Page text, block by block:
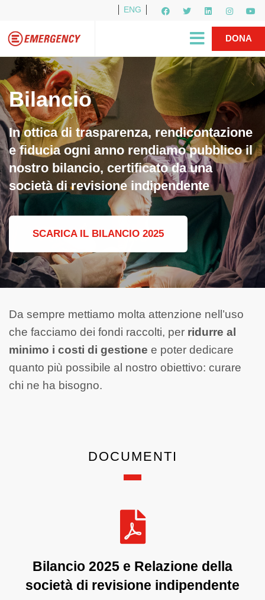
ENG
R1PUD1A
DONA
Bilancio
In ottica di trasparenza, rendicontazione
e fiducia ogni anno rendiamo pubblico il
nostro bilancio, certificato da una
società di revisione indipendente
SCARICA IL BILANCIO 2025
Da sempre mettiamo molta attenzione nell’uso
che facciamo dei fondi raccolti, per ridurre al
minimo i costi di gestione e poter dedicare
quanto più possibile al nostro obiettivo: curare
chi ne ha bisogno.
DOCUMENTI
Bilancio 2025 e Relazione della
società di revisione indipendente